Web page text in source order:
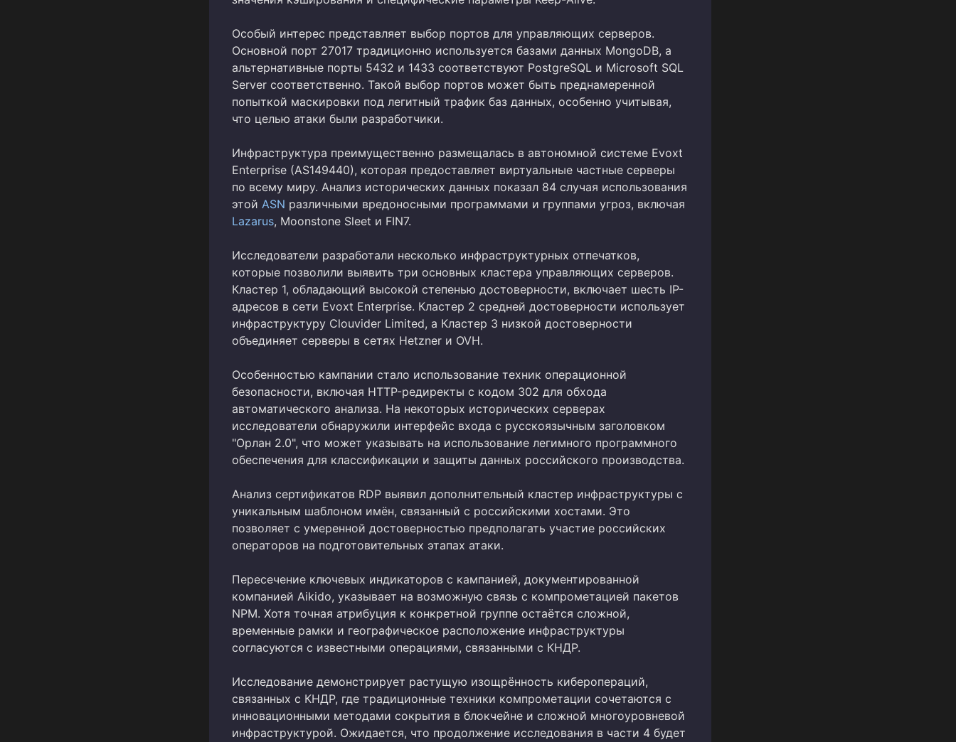
Особый интерес представляет выбор портов для управляющих серверов.
Основной порт 27017 традиционно используется базами данных MongoDB, а
альтернативные порты 5432 и 1433 соответствуют PostgreSQL и Microsoft SQL
Server соответственно. Такой выбор портов может быть преднамеренной
попыткой маскировки под легитный трафик баз данных, особенно учитывая,
что целью атаки были разработчики.
Инфраструктура преимущественно размещалась в автономной системе Evoxt
Enterprise (AS149440), которая предоставляет виртуальные частные серверы
по всему миру. Анализ исторических данных показал 84 случая использования
этой ASN различными вредоносными программами и группами угроз, включая
Lazarus, Moonstone Sleet и FIN7.
Исследователи разработали несколько инфраструктурных отпечатков,
которые позволили выявить три основных кластера управляющих серверов.
Кластер 1, обладающий высокой степенью достоверности, включает шесть IP-
адресов в сети Evoxt Enterprise. Кластер 2 средней достоверности использует
инфраструктуру Clouvider Limited, а Кластер 3 низкой достоверности
объединяет серверы в сетях Hetzner и OVH.
Особенностью кампании стало использование техник операционной
безопасности, включая HTTP-редиректы с кодом 302 для обхода
автоматического анализа. На некоторых исторических серверах
исследователи обнаружили интерфейс входа с русскоязычным заголовком
"Орлан 2.0", что может указывать на использование легимного программного
обеспечения для классификации и защиты данных российского производства.
Анализ сертификатов RDP выявил дополнительный кластер инфраструктуры с
уникальным шаблоном имён, связанный с российскими хостами. Это
позволяет с умеренной достоверностью предполагать участие российских
операторов на подготовительных этапах атаки.
Пересечение ключевых индикаторов с кампанией, документированной
компанией Aikido, указывает на возможную связь с компрометацией пакетов
NPM. Хотя точная атрибуция к конкретной группе остаётся сложной,
временные рамки и географическое расположение инфраструктуры
согласуются с известными операциями, связанными с КНДР.
Исследование демонстрирует растущую изощрённость киберопераций,
связанных с КНДР, где традиционные техники компрометации сочетаются с
инновационными методами сокрытия в блокчейне и сложной многоуровневой
инфраструктурой. Ожидается, что продолжение исследования в части 4 будет